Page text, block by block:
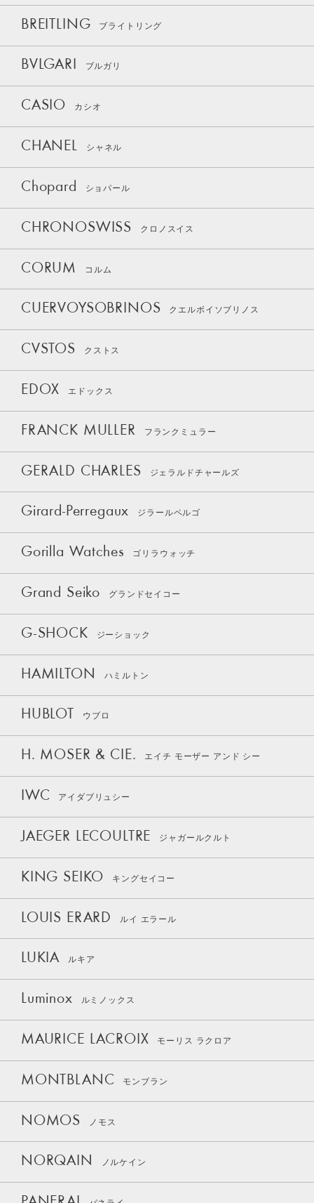
BREITLING ブライトリング
BVLGARI ブルガリ
CASIO カシオ
CHANEL シャネル
Chopard ショパール
CHRONOSWISS クロノスイス
CORUM コルム
CUERVOYSOBRINOS クエルボイソブリノス
CVSTOS クストス
EDOX エドックス
FRANCK MULLER フランクミュラー
GERALD CHARLES ジェラルドチャールズ
Girard-Perregaux ジラールペルゴ
Gorilla Watches ゴリラウォッチ
Grand Seiko グランドセイコー
G-SHOCK ジーショック
HAMILTON ハミルトン
HUBLOT ウブロ
H. MOSER & CIE. エイチ モーザー アンド シー
IWC アイダブリュシー
JAEGER LECOULTRE ジャガールクルト
KING SEIKO キングセイコー
LOUIS ERARD ルイ エラール
LUKIA ルキア
Luminox ルミノックス
MAURICE LACROIX モーリス ラクロア
MONTBLANC モンブラン
NOMOS ノモス
NORQAIN ノルケイン